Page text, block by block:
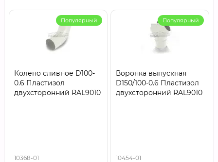
Популярный
Колено сливное D100-
0.6 Пластизол
двухсторонний RAL9010
10368-01
Популярный
Воронка выпускная
D150/100-0.6 Пластизол
двухсторонний RAL9010
10454-01